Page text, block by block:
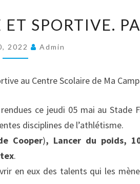
FESTIVE
ET
SPORTIVE.
SPORTIVE.
2022 Admin
au Centre Scolaire de Ma
ce jeudi 05 mai au Stade
disciplines de l’athlétisme.
Cooper), Lancer du poids,
.
en eux des talents qui les